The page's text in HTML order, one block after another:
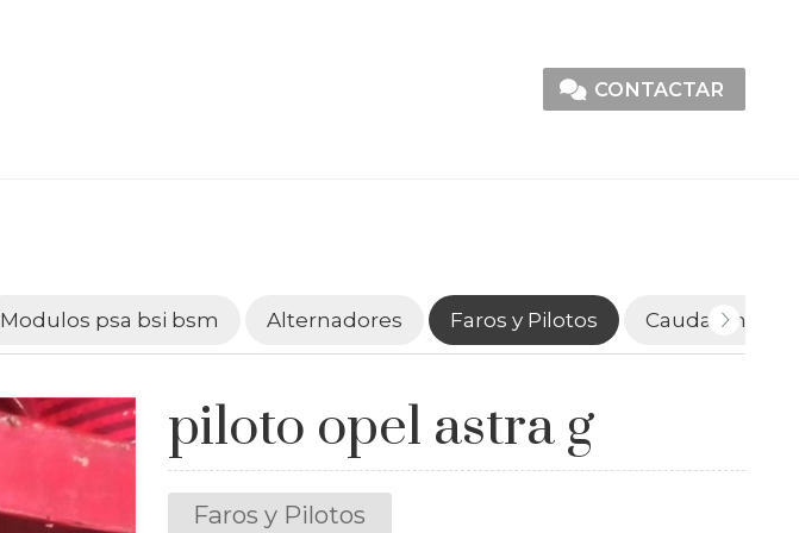
CONTACTAR
Modulos psa bsi bsm Alternadores Faros y Pilotos Caudalímetros
piloto opel astra g
Faros y Pilotos